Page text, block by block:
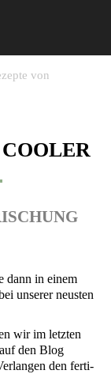
von
dann in einem
unse­rer neus­ten
wir im letz­ten
den Blog
den fer­ti­